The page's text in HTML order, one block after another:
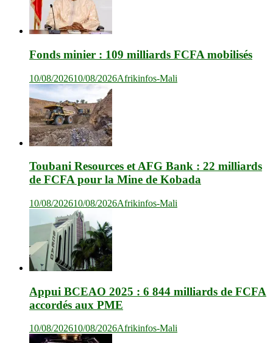
Fonds minier : 109 milliards FCFA mobilisés
10/08/202610/08/2026Afrikinfos-Mali
Toubani Resources et AFG Bank : 22 milliards
de FCFA pour la Mine de Kobada
10/08/202610/08/2026Afrikinfos-Mali
Appui BCEAO 2025 : 6 844 milliards de FCFA
accordés aux PME
10/08/202610/08/2026Afrikinfos-Mali